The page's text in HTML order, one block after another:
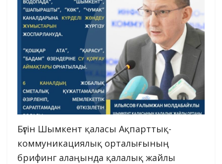
Бүгін Шымкент қаласы Ақпарттық-
коммуникациялық орталығының
брифинг алаңында қалалық жайлы